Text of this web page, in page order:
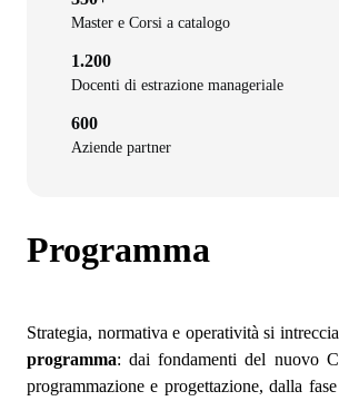
Master e Corsi a catalogo
1.200
Docenti di estrazione manageriale
600
Aziende partner
Programma
Strategia, normativa e operatività si
programma: dai fondamenti del nuovo
programmazione e progettazione, dalla